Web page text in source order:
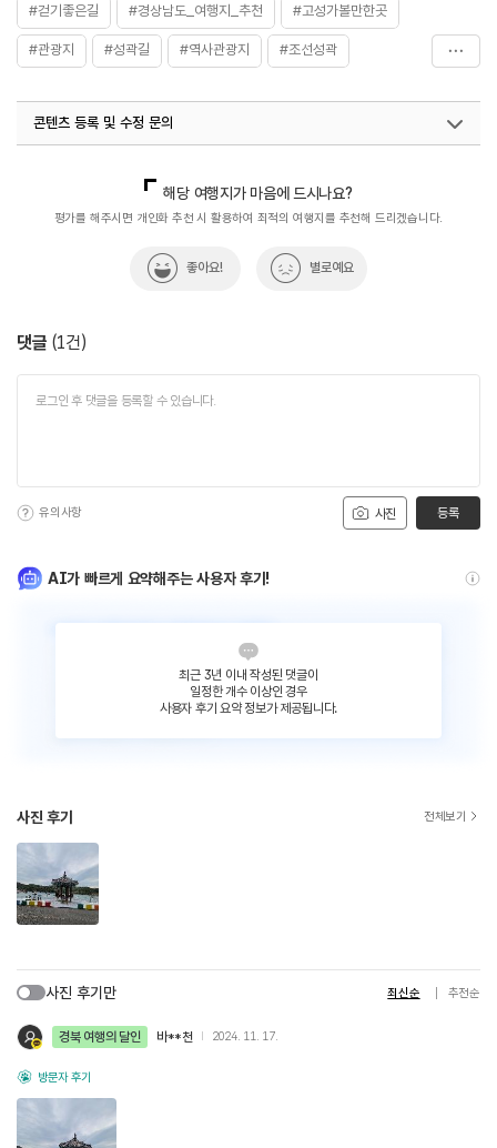
#걷기좋은길 #경상남도_여행지_추천 #고성가볼만한곳
#관광지 #성곽길 #역사관광지 #조선성곽
콘텐츠 등록 및 수정 문의
해당 여행지가 마음에 드시나요?
평가를 해주시면 개인화 추천 시 활용하여 최적의 여행지를 추천해 드리겠습니다.
좋아요! 별로예요
댓글 (1건)
사진
유의사항 등록
AI가 빠르게 요약해주는 사용자 후기!
최근 3년 이내 작성된 댓글이
일정한 개수 이상인 경우
사용자 후기 요약 정보가 제공됩니다.
사진 후기 전체보기
사진 후기만 최신순 추천순
경북 여행의 달인 바**천 2024. 11. 17.
방문자 후기